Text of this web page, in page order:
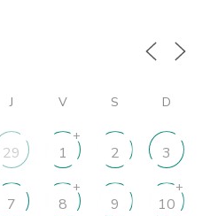
J V S D
29 1
+
2 3
7 8
+
9 10
+